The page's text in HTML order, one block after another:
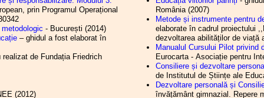
NOI ȘI EI
învățământul liceal cu frecvență zi
Întâlnire cu conducerea M.E.C.
Informare
Proiectul de ordin privind aprobarea
planurilor-cadru pentru învățământul
inițiale
Județul
19.01.2026
Ședința C.A. al
16.01.2026
Ședința C.A. al
13.01.2026
Ședința C.A. al
12.01.2026
Ședința C.A. al
05.01.2026
Ședința C.A. al
15.12.2025
Ședința C.A. al
12.12.2025
Ședință cu
învățământ din
line)
prin Programul Operațional
- București (2014)
– ghidul a fost elaborat în
realizat de Fundația Friedrich
(2012)
România (2007)
Metode și instrumente pentru
elaborate în cadrul proiectului
dezvoltarea abilităților de viață
Manualul Cursului Pilot privind
Eurocarta - Asociație pentru
Consiliere și dezvoltare
de Institutul de Științe ale
Dezvoltare personală și
învățământ gimnazial. Repere